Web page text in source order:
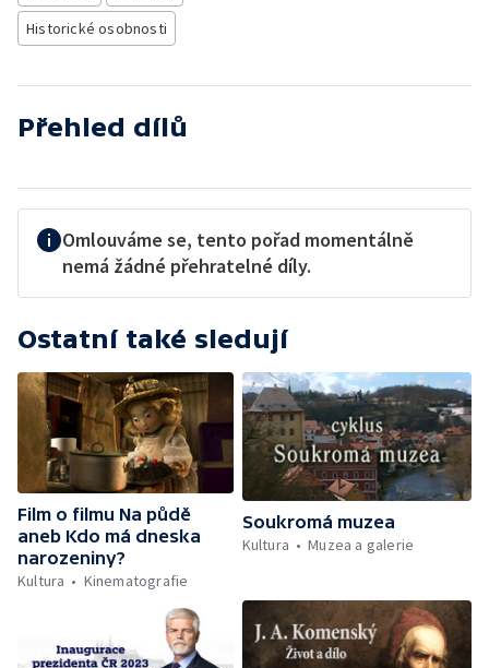
Historické osobnosti
Přehled dílů
Omlouváme se, tento pořad momentálně
nemá žádné přehratelné díly.
Ostatní také sledují
Film o filmu Na půdě
aneb Kdo má dneska
narozeniny?
Kultura
Kinematografie
Soukromá muzea
Kultura
Muzea a galerie